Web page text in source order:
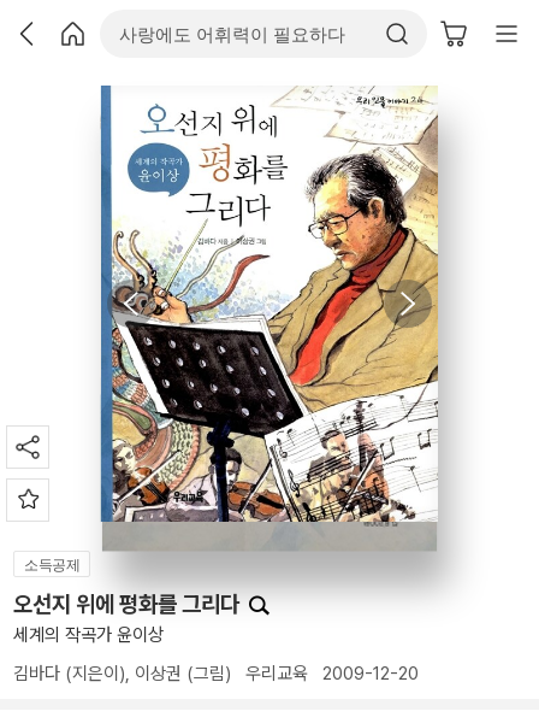
소득공제
오선지 위에 평화를 그리다
세계의 작곡가 윤이상
김바다 (지은이), 이상권 (그림) 우리교육 2009-12-20